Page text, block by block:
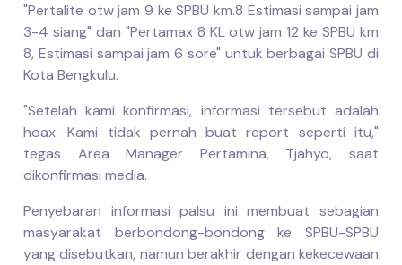
"Pertalite otw jam 9 ke SPBU km.8 Estimasi sampai jam
3-4 siang" dan "Pertamax 8 KL otw jam 12 ke SPBU km
8, Estimasi sampai jam 6 sore" untuk berbagai SPBU di
Kota Bengkulu.
"Setelah kami konfirmasi, informasi tersebut adalah
hoax. Kami tidak pernah buat report seperti itu,"
tegas Area Manager Pertamina, Tjahyo, saat
dikonfirmasi media.
Penyebaran informasi palsu ini membuat sebagian
masyarakat berbondong-bondong ke SPBU-SPBU
yang disebutkan, namun berakhir dengan kekecewaan